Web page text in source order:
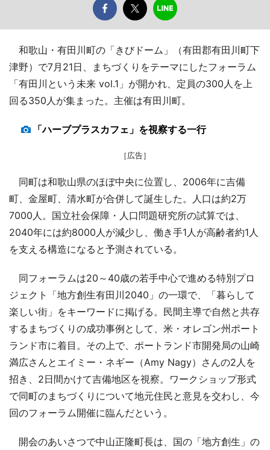
和歌山・有田川町の「きびドーム」（有田郡有田川町下
津野）で7月21日、まちづくりをテーマにしたフォーラム
「有田川という未来 vol.1」が開かれ、定員の300人を上
回る350人が集まった。主催は有田川町。
「ハーブプラスカフェ」を視察する一行
［広告］
同町は和歌山県のほぼ中央に位置し、2006年に吉備
町、金屋町、清水町が合併して誕生した。人口は約2万
7000人。国立社会保障・人口問題研究所の試算では、
2040年には約8000人が減少し、働き手1人が高齢者約1人
を支える構造になると予測されている。
同フォーラムは20～40歳の若手中心で進める特別プロ
ジェクト「地方創生有田川2040」の一環で、「暮らして
楽しい街」をキーワードに掲げる。民間主導で自然と共存
するまちづくりの成功事例として、米・オレゴン州ポート
ランド市に着目。その上で、ポートランド市開発局の山崎
満広さんとエイミー・ネギー（Amy Nagy）さんの2人を
招き、2日間かけて吉備地区を視察。ワークショップ形式
で同町のまちづくりについて地元住民と意見を交わし、今
回のフォーラム開催に臨んだという。
開会のあいさつで中山正隆町長は、国の「地方創生」の